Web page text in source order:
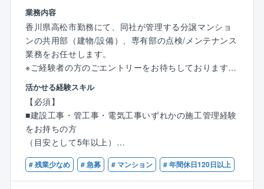
対応が発生しにくい環境となっています。
※平均残業時間20時間～30時間
※休日出勤は基本少なめですが、対応いただいた場合は
振替休日を取得いただきます。
【事業基盤】
株式会社大京のグループ会社であり、分譲マンション
（サーパスマンション）の管理を中心とした建物の維
持管理業を全国で展開しており、毎年管理戸数受注実
績を着実に伸ばしています。
業務内容
香川県高松市勤務にて、同社が管理する分譲マンショ
ンの共用部（建物/設備）、専有部の点検/メンテナンス
業務をお任せします。
※ご経験者の方のごエントリーをお待ちしております
【具体的な業務内容】
■工事提案：フロント担当(営業)と共に管理組合に対し
工事提案(工事の内容の説明／プレゼンテーション)を行
います。
■工事施工管理：工事がスムーズに進むよう工程管理や
工事業者への指導、品質チェック等を行います。
■見積書作成：マンション不具合箇所の修理、改修、計
活かせる経験スキル
【必須】
■建設工事・管工事・電気工事いずれかの施工管理経験
をお持ちの方
（目安として5年以上）
■普通自動車免許第一種
【歓迎】
# 残業少なめ # 急募 # マンション # 年間休日120日以上